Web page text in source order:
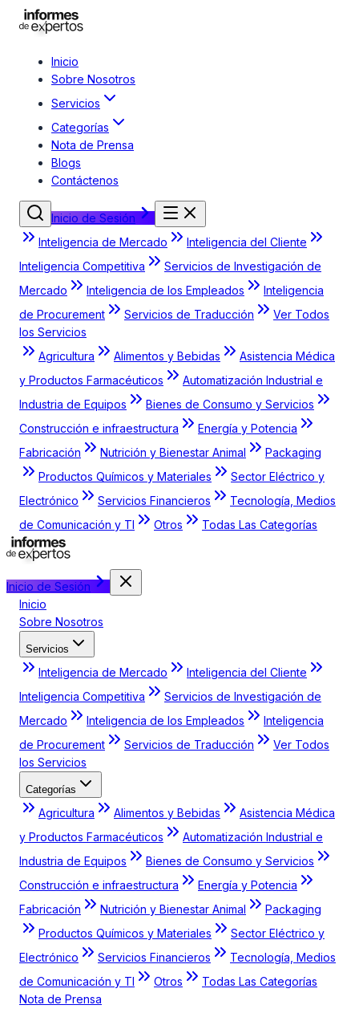
Inicio
Sobre Nosotros
Servicios
Categorías
Nota de Prensa
Blogs
Contáctenos
Inicio de Sesión
Inteligencia de Mercado
Inteligencia del Cliente
Inteligencia Competitiva
Servicios de Investigación de
Mercado
Inteligencia de los Empleados
Inteligencia
de Procurement
Servicios de Traducción
Ver Todos
los Servicios
Agricultura
Alimentos y Bebidas
Asistencia Médica
y Productos Farmacéuticos
Automatización Industrial e
Industria de Equipos
Bienes de Consumo y Servicios
Construcción e infraestructura
Energía y Potencia
Fabricación
Nutrición y Bienestar Animal
Packaging
Productos Químicos y Materiales
Sector Eléctrico y
Electrónico
Servicios Financieros
Tecnología, Medios
de Comunicación y TI
Otros Todas Las Categorías
Inicio de Sesión
Inicio
Sobre Nosotros
Servicios
Inteligencia de Mercado
Inteligencia del Cliente
Inteligencia Competitiva
Servicios de Investigación de
Mercado
Inteligencia de los Empleados
Inteligencia
de Procurement
Servicios de Traducción
Ver Todos
los Servicios
Categorías
Agricultura Alimentos y Bebidas
Asistencia Médica
y Productos Farmacéuticos
Automatización Industrial e
Industria de Equipos
Bienes de Consumo y Servicios
Construcción e infraestructura
Energía y Potencia
Fabricación
Nutrición y Bienestar Animal
Packaging
Productos Químicos y Materiales
Sector Eléctrico y
Electrónico
Servicios Financieros
Tecnología, Medios
de Comunicación y TI
Otros
Todas Las Categorías
Nota de Prensa